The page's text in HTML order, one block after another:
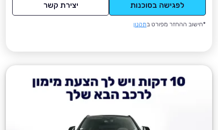
לפגישה בסוכנות יצירת קשר
*חישוב ההחזר מפורט בתקנון